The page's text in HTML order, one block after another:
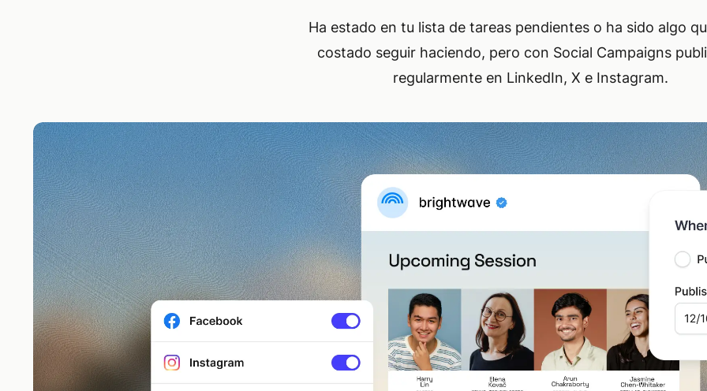
Ha estado en tu lista de tareas pendientes o ha sido algo
costado seguir haciendo, pero con Social Campaigns
regularmente en LinkedIn, X e Instagram.